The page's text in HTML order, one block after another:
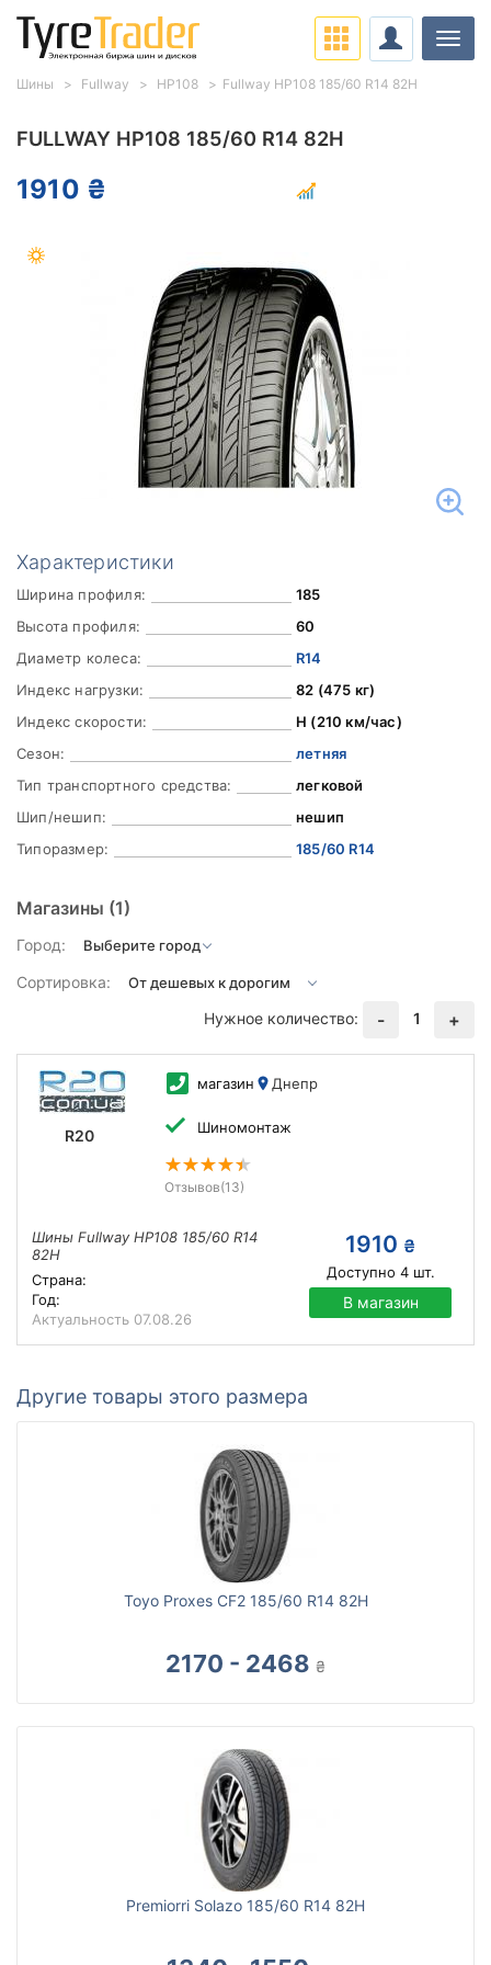
FULLWAY HP108 185/60 R14 82H
1910 ₴
Характеристики
Ширина профиля:
185
Высота профиля:
60
Диаметр колеса:
R14
Индекс нагрузки:
82 (475 кг)
Индекс скорости:
H (210 км/час)
Сезон:
летняя
Тип транспортного средства:
легковой
Шип/нешип:
нешип
Типоразмер:
185/60 R14
Магазины (1)
Город:
Сортировка:
Нужное количество:
- 1 +
R20
магазин Днепр
Шиномонтаж
Отзывов(13)
Шины Fullway HP108 185/60 R14
82H
Страна:
Год:
Актуальность 07.08.26
1910 ₴
Доступно 4шт.
В магазин
Другие товары этого размера
Toyo Proxes CF2 185/60 R14 82H
2170 - 2468 ₴
Premiorri Solazo 185/60 R14 82H
Шины Fullway HP108 Fullway HP108 185/60 R14 82H